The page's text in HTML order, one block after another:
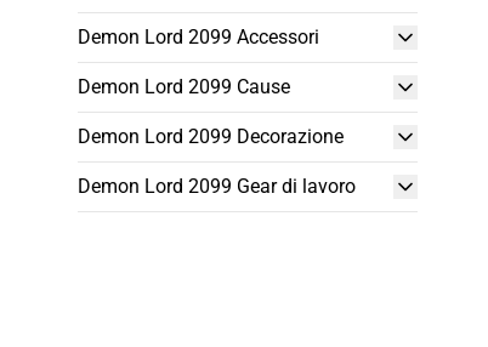
Demon Lord 2099 Accessori
Demon Lord 2099 Cause
Demon Lord 2099 Decorazione
Demon Lord 2099 Gear di lavoro